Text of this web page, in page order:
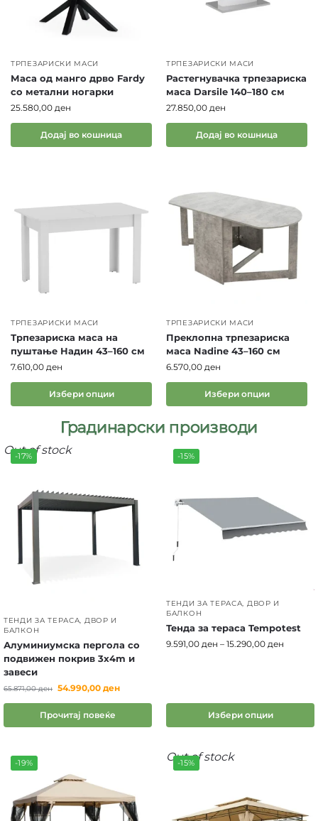
ТРПЕЗАРИСКИ МАСИ
Маса од манго дрво Fardy
со метални ногарки
25.580,00 ден
Додај во кошница
ТРПЕЗАРИСКИ МАСИ
Растегнувачка трпезариска
маса Darsile 140–180 см
27.850,00 ден
Додај во кошница
ТРПЕЗАРИСКИ МАСИ
Трпезариска маса на
пуштање Надин 43–160 см
7.610,00 ден
Избери опции
ТРПЕЗАРИСКИ МАСИ
Преклопна трпезариска
маса Nadine 43–160 см
6.570,00 ден
Избери опции
Градинарски производи
-17%
Out of stock
ТЕНДИ ЗА ТЕРАСА, ДВОР И
БАЛКОН
Алуминиумска пергола со
подвижен покрив 3x4m и
завеси
65.871,00ден 54.990,00 ден
Прочитај повеќе
-15%
ТЕНДИ ЗА ТЕРАСА, ДВОР И
БАЛКОН
Тенда за тераса Tempotest
9.591,00 ден – 15.290,00 ден
Избери опции
-19% -15%
Out of stock